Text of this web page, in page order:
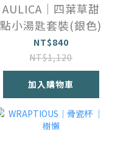
AULICA｜四葉草甜
點小湯匙套裝(銀色)
NT$840
NT$1,120
加入購物車